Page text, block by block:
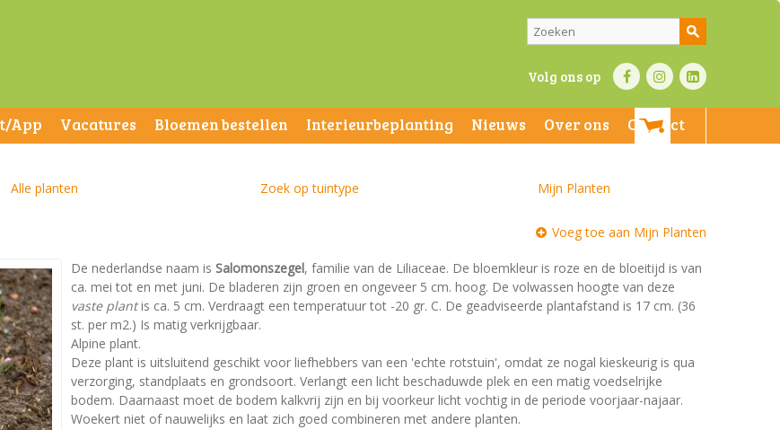
Volg ons op
App Vacatures Bloemen bestellen Interieurbeplanting Nieuws Over ons Contact
Alle planten Zoek op tuintype Mijn Planten
Voeg toe aan Mijn Planten
De nederlandse naam is Salomonszegel, familie van de Liliaceae. De bloemkleur is roze en de bloeitijd is van
ca. mei tot en met juni. De bladeren zijn groen en ongeveer 5 cm. hoog. De volwassen hoogte van deze
vaste plantis ca. 5 cm. Verdraagt een temperatuur tot -20 gr. C. De geadviseerde plantafstand is 17 cm. (36
st. per m2.) Is matig verkrijgbaar.
Alpine plant.
Deze plant is uitsluitend geschikt voor liefhebbers van een 'echte rotstuin', omdat ze nogal kieskeurig is qua
verzorging, standplaats en grondsoort. Verlangt een licht beschaduwde plek en een matig voedselrijke
bodem. Daarnaast moet de bodem kalkvrij zijn en bij voorkeur licht vochtig in de periode voorjaar-najaar.
Woekert niet of nauwelijks en laat zich goed combineren met andere planten.